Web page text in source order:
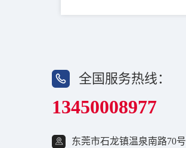
全国服务热线：
13450008977
东莞市石龙镇温泉南路70